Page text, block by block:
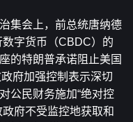
集会上，前总统唐纳德
数字货币（CBDC）的
的特朗普承诺阻止美国
府加强控制表示深切
公民财务施加“绝对控
府不受监控地获取和